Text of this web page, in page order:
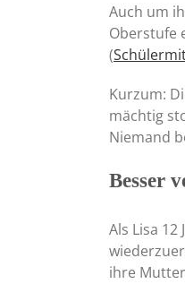
Auch um
Oberstufe
(
Kurzum:
mächtig
Niemand
Besser
Als Lisa
ihre